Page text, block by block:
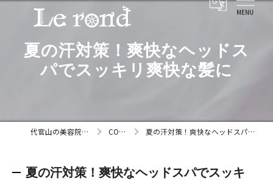
夏の汗対策！爽快なヘッドス
パでスッキリ爽快な髪に
代官山の美容院ならLe rond COLUMN 夏の汗対策！爽快なヘッドスパでスッキリ爽快な髪に
夏の汗対策！爽快なヘッドスパでスッキ